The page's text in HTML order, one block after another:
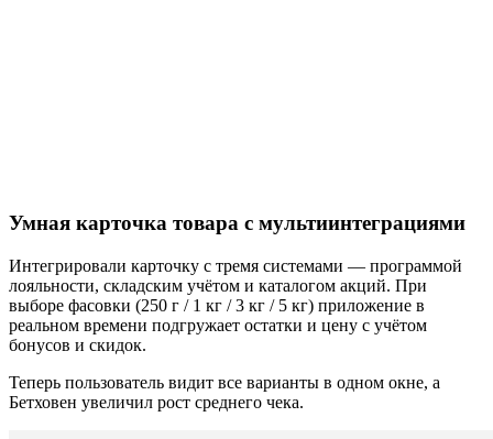
Умная карточка товара с мультиинтеграциями
Интегрировали карточку с тремя системами — программой
лояльности, складским учётом и каталогом акций. При
выборе фасовки (250 г / 1 кг / 3 кг / 5 кг) приложение в
реальном времени подгружает остатки и цену с учётом
бонусов и скидок.
Теперь пользователь видит все варианты в одном окне, а
Бетховен увеличил рост среднего чека.